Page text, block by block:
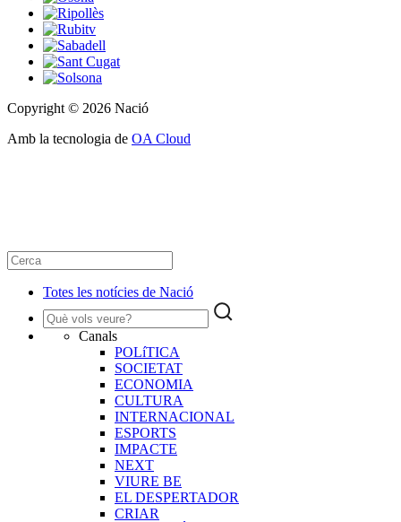
Copyright © 2026 Nació
Amb la tecnologia de OA Cloud
Totes les notícies de Nació
Canals
POLíTICA
SOCIETAT
ECONOMIA
CULTURA
INTERNACIONAL
ESPORTS
IMPACTE
NEXT
VIURE BE
EL DESPERTADOR
CRIAR